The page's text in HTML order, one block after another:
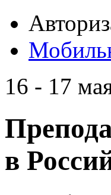
16 - 17
в